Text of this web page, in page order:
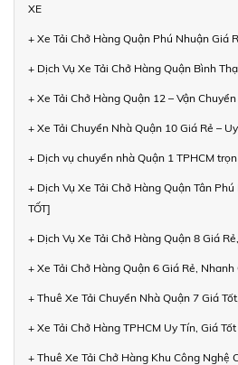
XE
+ Xe Tải Chở Hàng Quận Phú Nhuận Giá
+ Dịch Vụ Xe Tải Chở Hàng Quận Bình
+ Xe Tải Chở Hàng Quận 12 – Vận
+ Xe Tải Chuyển Nhà Quận 10 Giá Rẻ –
+ Dịch vụ chuyển nhà Quận 1 TPHCM
+ Dịch Vụ Xe Tải Chở Hàng Quận Tân
TỐT]
+ Dịch Vụ Xe Tải Chở Hàng Quận 8 Giá
+ Xe Tải Chở Hàng Quận 6 Giá Rẻ, Nhanh
+ Thuê Xe Tải Chuyển Nhà Quận 7 Giá
+ Xe Tải Chở Hàng TPHCM Uy Tín, Giá
+ Thuê Xe Tải Chở Hàng Khu Công Nghệ